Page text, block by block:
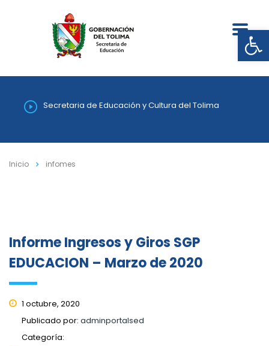
Secretaria de Educación y Cultura del Tolima
Inicio infomes
Informe Ingresos y Giros SGP
EDUCACION – Marzo de 2020
1 octubre, 2020
Publicado por: adminportalsed
Categoría: